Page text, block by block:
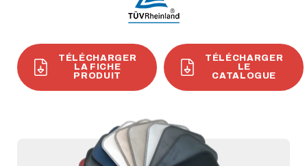
TÉLÉCHARGER
LA FICHE
PRODUIT
TÉLÉCHARGER
LE
CATALOGUE